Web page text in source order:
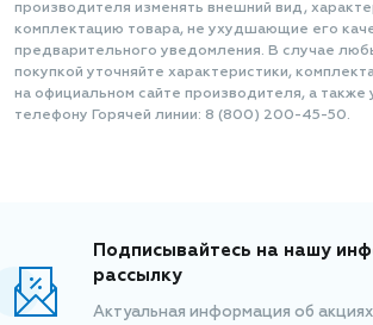
производителя изменять внешний вид,
комплектацию товара, не ухудшающие его
предварительного уведомления. В случае
покупкой уточняйте характеристики,
на официальном сайте производителя, а также
телефону Горячей линии: 8 (800) 200-45-50.
Подписывайтесь на нашу
рассылку
Актуальная информация об